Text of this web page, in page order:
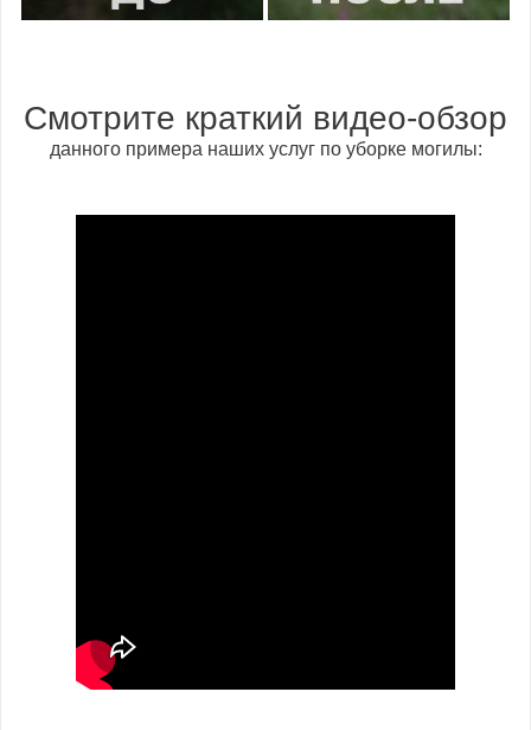
Смотрите краткий видео-обзор
данного примера наших услуг по уборке могилы: